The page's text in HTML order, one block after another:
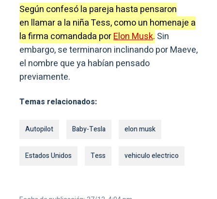
Según confesó la pareja hasta pensaron
en llamar a la niña Tess, como un homenaje a
la firma comandada porElon Musk. Sin
embargo, se terminaron inclinando por Maeve,
el nombre que ya habían pensado
previamente.
Temas relacionados:
Autopilot Baby-Tesla elon musk
Estados Unidos Tess vehiculo electrico